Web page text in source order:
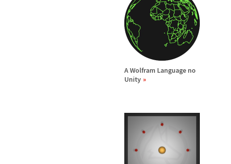
A Wolfram Language no
Unity